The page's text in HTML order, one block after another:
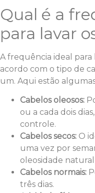
Qual é a
para lavar
A frequência ideal para
acordo com o tipo de
um. Aqui estão
Cabelos oleosos:
ou a cada dois
controle.
Cabelos secos: O
uma vez por
oleosidade natural
Cabelos normais:
três dias.